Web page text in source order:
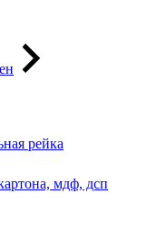
рейка
мдф, дсп